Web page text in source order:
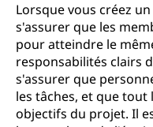
Lorsque vous créez
s'assurer que les
pour atteindre le
responsabilités clairs
s'assurer que
les tâches, et que
objectifs du projet. Il